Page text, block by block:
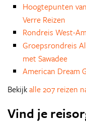
Hoogtepunten
Verre Reizen
Rondreis West-
Groepsrondreis
met Sawadee
American Dream
Bekijkalle 207 reizen
Vind je